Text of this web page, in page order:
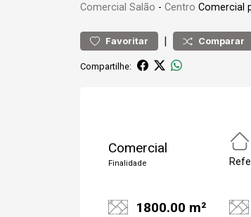
Comercial Salão - Centro Comercial
Favoritar | Comparar
Compartilhe:
Comercial
Finalidade
1800.00 m²
Cadastre-